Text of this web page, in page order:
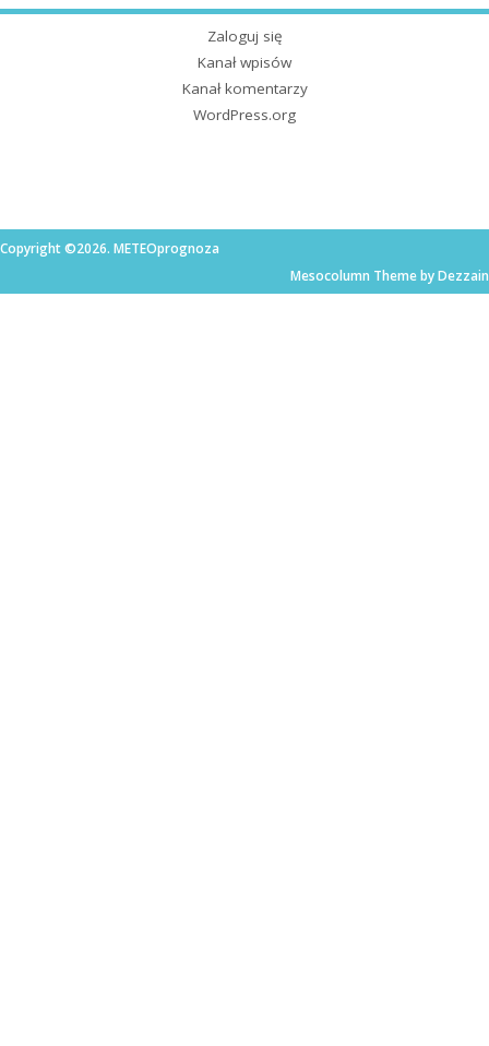
Zaloguj się
Kanał wpisów
Kanał komentarzy
WordPress.org
Copyright ©2026. METEOprognoza
Mesocolumn Theme by Dezzain